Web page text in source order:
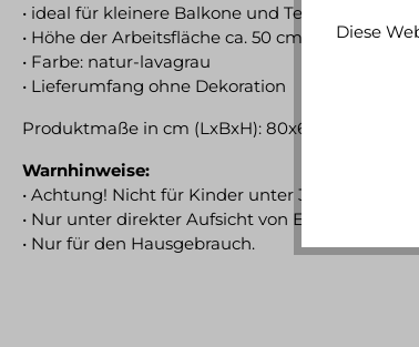
• ideal für kleinere Balkone und Terrassen
• Höhe der Arbeitsfläche ca. 50 cm
• Farbe: natur-lavagrau
• Lieferumfang ohne Dekoration
Produktmaße in cm (LxBxH): 80x60x50
Warnhinweise:
• Achtung! Nicht für Kinder unter 3 Jahren
• Nur unter direkter Aufsicht von Erwachsenen
• Nur für den Hausgebrauch.
Diese